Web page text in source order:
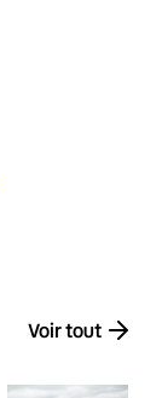
Voir tout